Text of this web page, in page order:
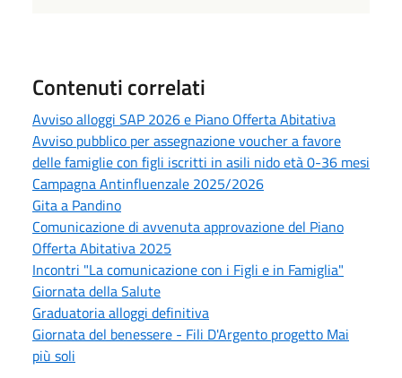
Contenuti correlati
Avviso alloggi SAP 2026 e Piano Offerta Abitativa
Avviso pubblico per assegnazione voucher a favore
delle famiglie con figli iscritti in asili nido età 0-36 mesi
Campagna Antinfluenzale 2025/2026
Gita a Pandino
Comunicazione di avvenuta approvazione del Piano
Offerta Abitativa 2025
Incontri "La comunicazione con i Figli e in Famiglia"
Giornata della Salute
Graduatoria alloggi definitiva
Giornata del benessere - Fili D'Argento progetto Mai
più soli